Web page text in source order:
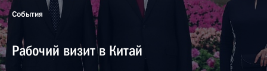
События
Рабочий визит в Китай